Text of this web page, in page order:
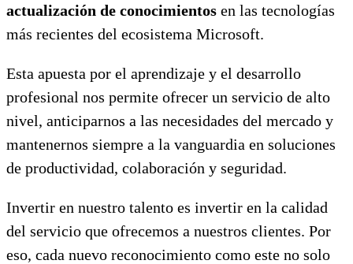
actualización de conocimientos en las tecnologías
más recientes del ecosistema Microsoft.
Esta apuesta por el aprendizaje y el desarrollo
profesional nos permite ofrecer un servicio de alto
nivel, anticiparnos a las necesidades del mercado y
mantenernos siempre a la vanguardia en soluciones
de productividad, colaboración y seguridad.
Invertir en nuestro talento es invertir en la calidad
del servicio que ofrecemos a nuestros clientes. Por
eso, cada nuevo reconocimiento como este no solo